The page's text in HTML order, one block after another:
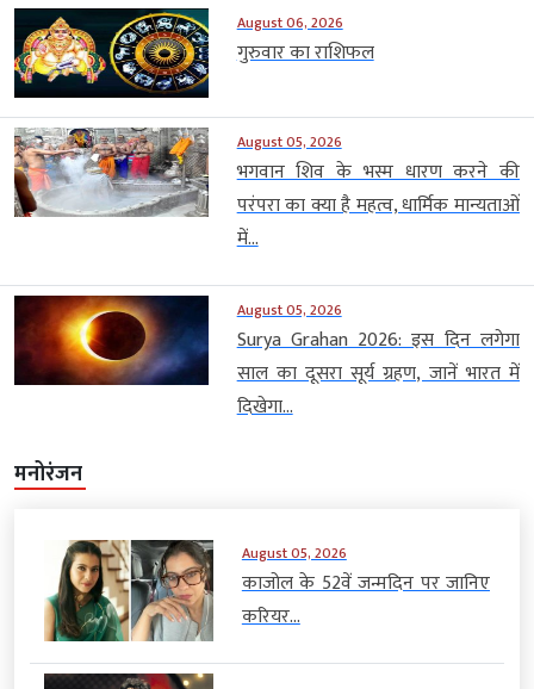
August 06, 2026
गुरुवार का राशिफल
August 05, 2026
भगवान शिव के भस्म धारण करने की
परंपरा का क्या है महत्व, धार्मिक मान्यताओं
में...
August 05, 2026
Surya Grahan 2026: इस दिन लगेगा
साल का दूसरा सूर्य ग्रहण, जानें भारत में
दिखेगा...
मनोरंजन
August 05, 2026
काजोल के 52वें जन्मदिन पर जानिए
करियर...